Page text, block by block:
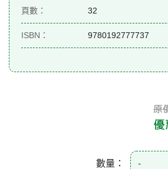
頁數： 32
ISBN： 9780192777737
原
優
數量： -